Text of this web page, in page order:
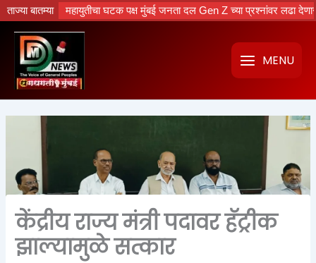
ताज्या बातम्यामहायुतीचा घटक पक्ष मुंबई जनता दल Gen Z च्या प्रश्नांवर लढा देणार ; नवीन
Skip
to
content
MENU
केंद्रीय राज्य मंत्री पदावर हॅट्रीक
झाल्यामुळे सत्कार